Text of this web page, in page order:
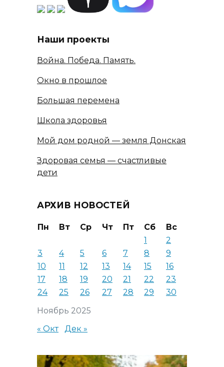
Наши проекты
Война. Победа. Память.
Окно в прошлое
Большая перемена
Школа здоровья
Мой дом родной — земля Донская
Здоровая семья — счастливые
дети
АРХИВ НОВОСТЕЙ
Ноябрь 2025
Пн Вт Ср Чт Пт Сб
Вс
1
2
3
4 5 6 7 8
9
10
11 12 13 14 15
16
17
18 19 20 21 22
23
24
25 26 27 28 29 30
« Окт Дек »